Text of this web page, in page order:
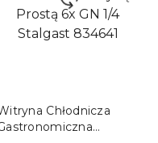
Chłodnicza
DO KOSZYKA